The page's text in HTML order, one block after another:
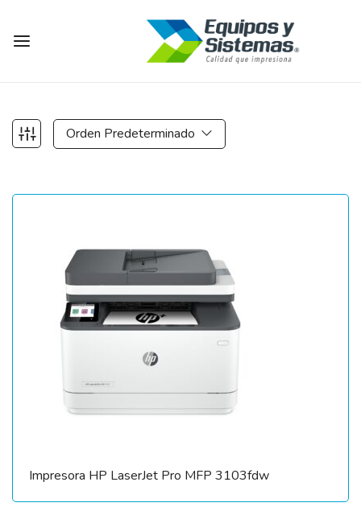
Orden Predeterminado
Impresora HP LaserJet Pro MFP 3103fdw